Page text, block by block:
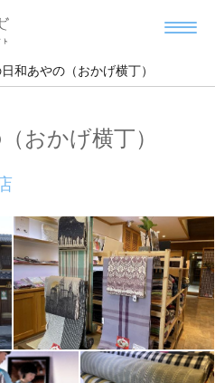
和あやの（おかげ横丁）
おかげ横丁）